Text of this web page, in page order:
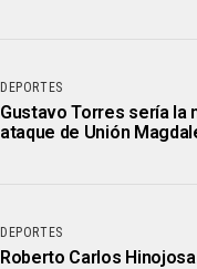
DEPORTES
Gustavo Torres sería la
ataque de Unión
DEPORTES
Roberto Carlos